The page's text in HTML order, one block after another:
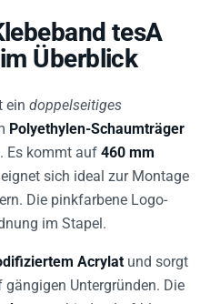
tesA
Überblick
ein doppelseitiges
Polyethylen-Schaumträger
. Es kommt auf 460 mm
sich ideal zur Montage
Die pinkfarbene Logo-
im Stapel.
Acrylat und sorgt
Untergründen. Die